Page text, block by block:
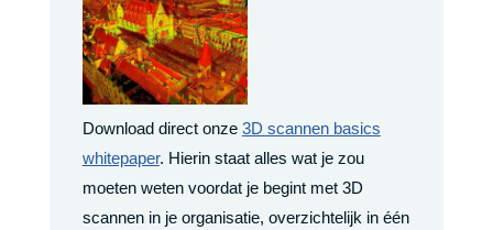
Download direct onze 3D scannen basics
whitepaper. Hierin staat alles wat je zou
moeten weten voordat je begint met 3D
scannen in je organisatie, overzichtelijk in één